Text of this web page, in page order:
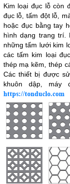
Kim loại đục lỗ còn
đục lỗ, tấm đột lỗ,
hoặc đục bằng tay
hình dạng trang trí.
những tấm lưới kim
các tấm kim loại
thép mạ kẽm, thép
Các thiết bị được
khuôn dập, máy
https://tonduclo.com